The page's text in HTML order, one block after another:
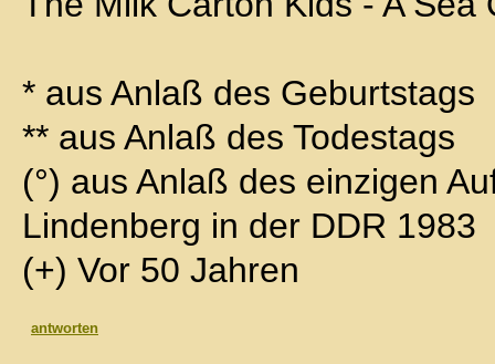
* aus Anlaß des Geburtstags
** aus Anlaß des Todestags
(°) aus Anlaß des einzigen
Lindenberg in der DDR 1983
(+) Vor 50 Jahren
antworten